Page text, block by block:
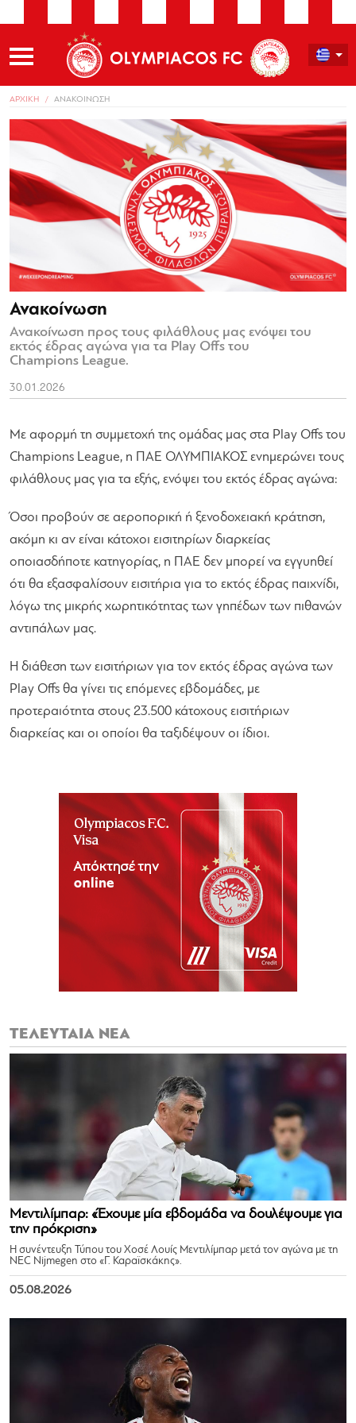
ΑΡΧΙΚΗ ΑΝΑΚΟΙΝΩΣΗ
Ανακοίνωση
Ανακοίνωση προς τους φιλάθλους μας ενόψει του
εκτός έδρας αγώνα για τα Play Offs του
Champions League.
30.01.2026
Με αφορμή τη συμμετοχή της ομάδας μας στα Play Offs του
Champions League, η ΠΑΕ ΟΛΥΜΠΙΑΚΟΣ ενημερώνει τους
φιλάθλους μας για τα εξής, ενόψει του εκτός έδρας αγώνα:
Όσοι προβούν σε αεροπορική ή ξενοδοχειακή κράτηση,
ακόμη κι αν είναι κάτοχοι εισιτηρίων διαρκείας
οποιασδήποτε κατηγορίας, η ΠΑΕ δεν μπορεί να εγγυηθεί
ότι θα εξασφαλίσουν εισιτήρια για το εκτός έδρας παιχνίδι,
λόγω της μικρής χωρητικότητας των γηπέδων των πιθανών
αντιπάλων μας.
Η διάθεση των εισιτήριων για τον εκτός έδρας αγώνα των
Play Offs θα γίνει τις επόμενες εβδομάδες, με
προτεραιότητα στους 23.500 κάτοχους εισιτήριων
διαρκείας και οι οποίοι θα ταξιδέψουν οι ίδιοι.
ΤΕΛΕΥΤΑΙΑ ΝΕΑ
Μεντιλίμπαρ: «Έχουμε μία εβδομάδα να δουλέψουμε για
την πρόκριση»
Η συνέντευξη Τύπου του Χοσέ Λουίς Μεντιλίμπαρ μετά τον αγώνα με τη
NEC Nijmegen στο «Γ. Καραϊσκάκης».
05.08.2026